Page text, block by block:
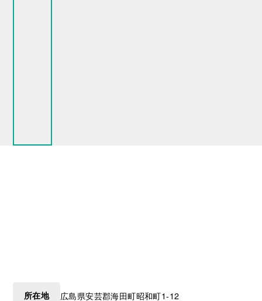
所在地 広島県安芸郡海田町昭和町1-12